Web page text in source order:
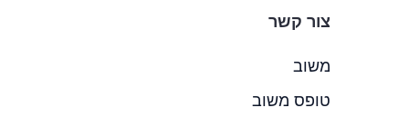
צור קשר
משוב
טופס משוב